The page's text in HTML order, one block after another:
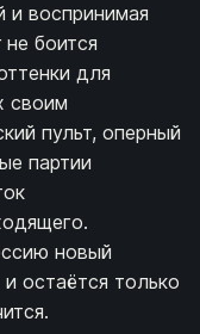
и воспринимая
боится
для
своим
пульт, оперный
партии
новый
остаётся только